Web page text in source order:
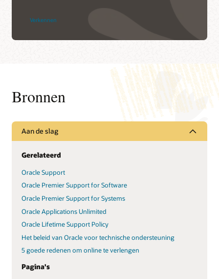
Verkennen
Bronnen
Aan de slag
Gerelateerd
Oracle Support
Oracle Premier Support for Software
Oracle Premier Support for Systems
Oracle Applications Unlimited
Oracle Lifetime Support Policy
Het beleid van Oracle voor technische ondersteuning
5 goede redenen om online te verlengen
Pagina's